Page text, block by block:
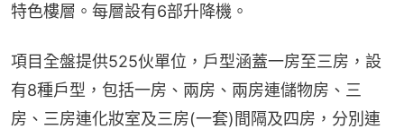
特色樓層。每層設有6部升降機。
項目全盤提供525伙單位，戶型涵蓋一房至三房，設
有8種戶型，包括一房、兩房、兩房連儲物房、三
房、三房連化妝室及三房(一套)間隔及四房，分別連